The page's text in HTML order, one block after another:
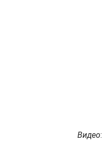
Видео: